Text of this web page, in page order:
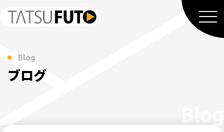
Blog
ブログ